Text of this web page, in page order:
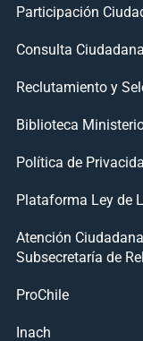
Participación
Consulta Ciudadana
Reclutamiento y
Biblioteca
Política de
Plataforma Ley de
Atención Ciudadana
Subsecretaría de
ProChile
Inach